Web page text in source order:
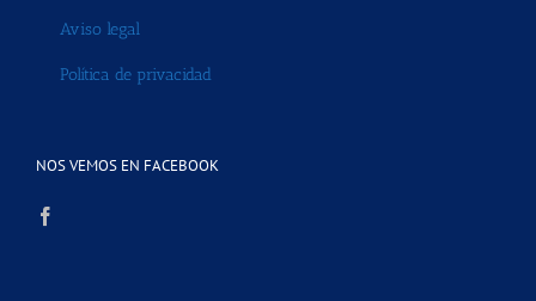
Aviso legal
Política de privacidad
NOS VEMOS EN FACEBOOK